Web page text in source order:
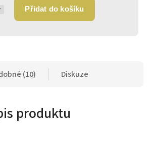
Přidat do košíku
(10) Diskuze
produktu